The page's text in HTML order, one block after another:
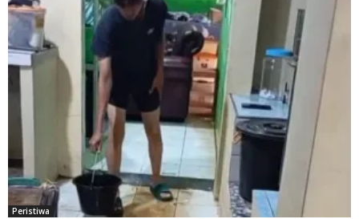
Peristiwa